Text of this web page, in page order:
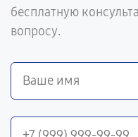
бесплатную
вопросу.